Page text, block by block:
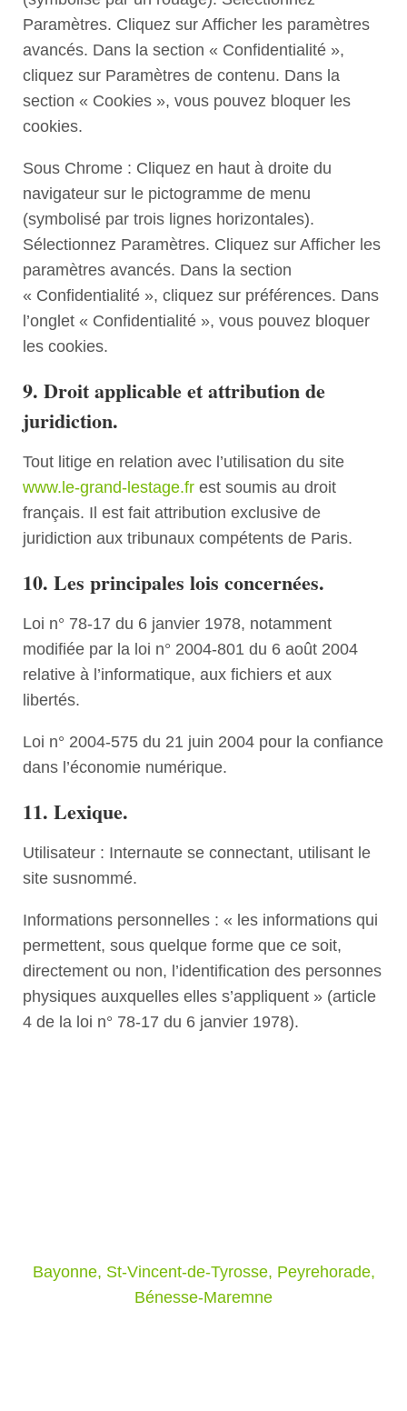
Paramètres. Cliquez sur Afficher les paramètres
avancés. Dans la section « Confidentialité »,
cliquez sur Paramètres de contenu. Dans la
section « Cookies », vous pouvez bloquer les
cookies.
Sous Chrome : Cliquez en haut à droite du
navigateur sur le pictogramme de menu
(symbolisé par trois lignes horizontales).
Sélectionnez Paramètres. Cliquez sur Afficher les
paramètres avancés. Dans la section
« Confidentialité », cliquez sur préférences. Dans
l’onglet « Confidentialité », vous pouvez bloquer
les cookies.
9. Droit applicable et attribution de
juridiction.
Tout litige en relation avec l’utilisation du site
www.le-grand-lestage.fr est soumis au droit
français. Il est fait attribution exclusive de
juridiction aux tribunaux compétents de Paris.
10. Les principales lois concernées.
Loi n° 78-17 du 6 janvier 1978, notamment
modifiée par la loi n° 2004-801 du 6 août 2004
relative à l’informatique, aux fichiers et aux
libertés.
Loi n° 2004-575 du 21 juin 2004 pour la confiance
dans l’économie numérique.
11. Lexique.
Utilisateur : Internaute se connectant, utilisant le
site susnommé.
Informations personnelles : « les informations qui
permettent, sous quelque forme que ce soit,
directement ou non, l’identification des personnes
physiques auxquelles elles s’appliquent » (article
4 de la loi n° 78-17 du 6 janvier 1978).
Bayonne, St-Vincent-de-Tyrosse, Peyrehorade,
Bénesse-Maremne